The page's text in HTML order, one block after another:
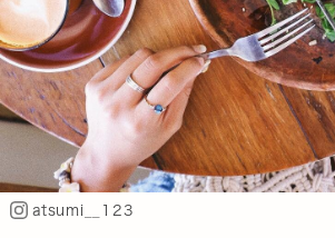
atsumi__123